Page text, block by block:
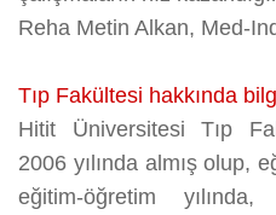
Reha Metin Alkan, Med-
Tıp Fakültesi hakkında
Hitit Üniversitesi Tıp
2006 yılında almış olup,
eğitim-öğretim